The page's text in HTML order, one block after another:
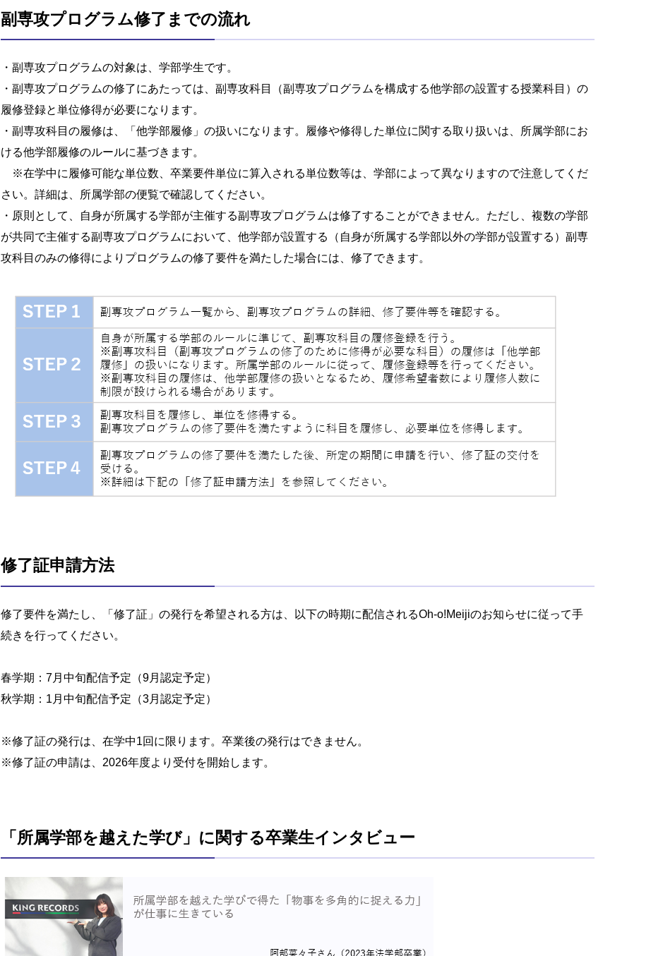
副専攻プログラム修了までの流れ
・副専攻プログラムの対象は、学部学生です。
・副専攻プログラムの修了にあたっては、副専攻科目（副専攻プログラムを構成する他学部の設置する授業科目）の
履修登録と単位修得が必要になります。
・副専攻科目の履修は、「他学部履修」の扱いになります。履修や修得した単位に関する取り扱いは、所属学部にお
ける他学部履修のルールに基づきます。
※在学中に履修可能な単位数、卒業要件単位に算入される単位数等は、学部によって異なりますので注意してくだ
さい。詳細は、所属学部の便覧で確認してください。
・原則として、自身が所属する学部が主催する副専攻プログラムは修了することができません。 ただし、複数の学部
が共同で主催する副専攻プログラムにおいて、他学部が設置する（自身が所属する学部以外の学部が設置する）副専
攻科目のみの修得によりプログラムの修了要件を満たした場合には、修了できます。
修了証申請方法
修了要件を満たし、「修了証」の発行を希望される方は、以下の時期に配信されるOh-o!Meijiのお知らせに従って手
続きを行ってください。
春学期：7月中旬配信予定（9月認定予定）
秋学期：1月中旬配信予定（3月認定予定）
※修了証の発行は、在学中1回に限ります。卒業後の発行はできません。
※修了証の申請は、2026年度より受付を開始します。
「所属学部を越えた学び」に関する卒業生インタビュー